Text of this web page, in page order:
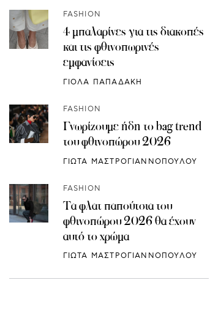
FASHION
4 μπαλαρίνες για τις διακοπές
και τις φθινοπωρινές
εμφανίσεις
ΓΙΟΛΑ ΠΑΠΑΔΑΚΗ
FASHION
Γνωρίζουμε ήδη το bag trend
του φθινοπώρου 2026
ΓΙΩΤΑ ΜΑΣΤΡΟΓΙΑΝΝΟΠΟΥΛΟΥ
FASHION
Τα φλατ παπούτσια του
φθινοπώρου 2026 θα έχουν
αυτό το χρώμα
ΓΙΩΤΑ ΜΑΣΤΡΟΓΙΑΝΝΟΠΟΥΛΟΥ